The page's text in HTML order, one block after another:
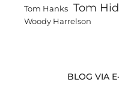
Tom Hanks Tom
Woody Harrelson
BLOG VIA